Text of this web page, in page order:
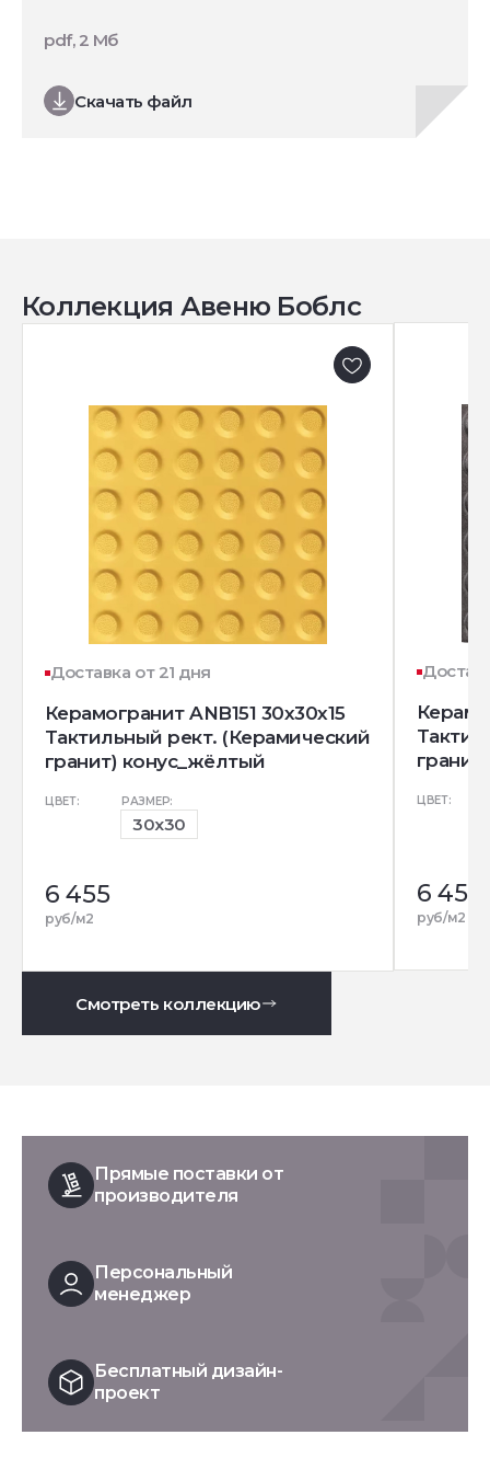
Скачать файл
pdf, 2 Мб
Коллекция Авеню Боблс
Доставка от 21 дня
Керамогранит ANB151 30x30x15
Тактильный рект. (Керамический
гранит) конус_жёлтый
ЦВЕТ: РАЗМЕР:
30x30
6 455
руб/м2
ЦВЕТ:
6 455
руб/м2
Смотреть коллекцию
Прямые поставки от
производителя
Персональный
менеджер
Бесплатный дизайн-
проект